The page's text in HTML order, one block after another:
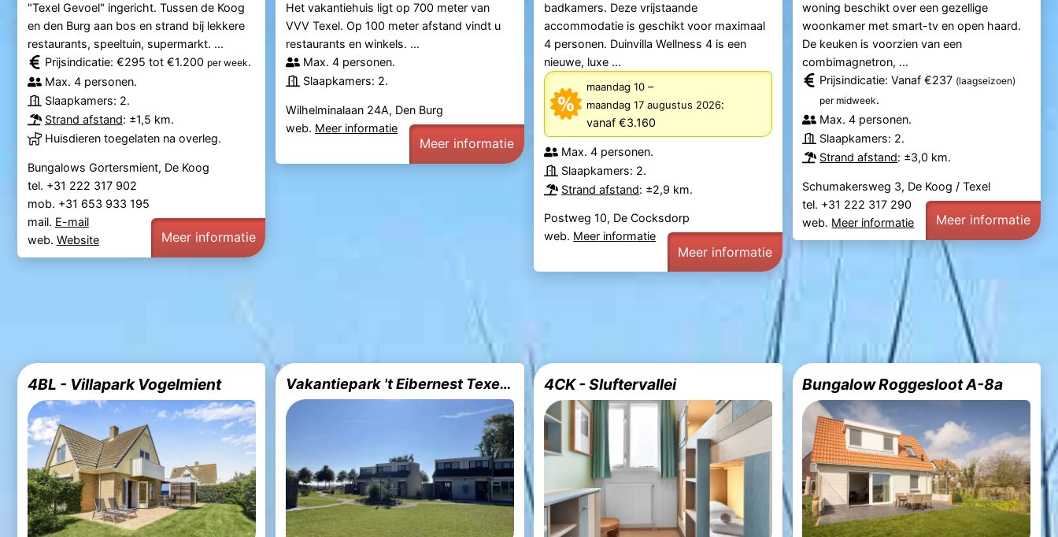
"Texel Gevoel" ingericht. Tussen de Koog
en den Burg aan bos en strand bij lekkere
restaurants, speeltuin, supermarkt. ...
Prijsindicatie: €295 tot €1.200 per week.
Max. 4 personen.
Slaapkamers: 2.
Strand afstand: ±1,5 km.
Huisdieren toegelaten na overleg.
Bungalows Gortersmient, De Koog
tel. +31 222 317 902
mob. +31 653 933 195
mail. E-mail
web. Website Meer informatie
Het vakantiehuis ligt op 700 meter van
VVV Texel. Op 100 meter afstand vindt u
restaurants en winkels. ...
Max. 4 personen.
Slaapkamers: 2.
Wilhelminalaan 24A, Den Burg
web. Meer informatie
Meer informatie
badkamers. Deze vrijstaande
accommodatie is geschikt voor maximaal
4 personen. Duinvilla Wellness 4 is een
nieuwe, luxe ...
maandag 10–
maandag 17 augustus 2026:
vanaf €3.160
Max. 4 personen.
Slaapkamers: 2.
Strand afstand: ±2,9 km.
Postweg 10, De Cocksdorp
web. Meer informatie
Meer informatie
woning beschikt over een gezellige
woonkamer met smart-tv en open haard.
De keuken is voorzien van een
combimagnetron, ...
Prijsindicatie: Vanaf €237 (laagseizoen)
per midweek.
Max. 4 personen.
Slaapkamers: 2.
Strand afstand: ±3,0 km.
Schumakersweg 3, De Koog / Texel
tel. +31 222 317 290
web. Meer informatie Meer informatie
4BL - Villapark Vogelmient Vakantiepark 't Eibernest Texel 1 4CK - Sluftervallei Bungalow Roggesloot A-8a